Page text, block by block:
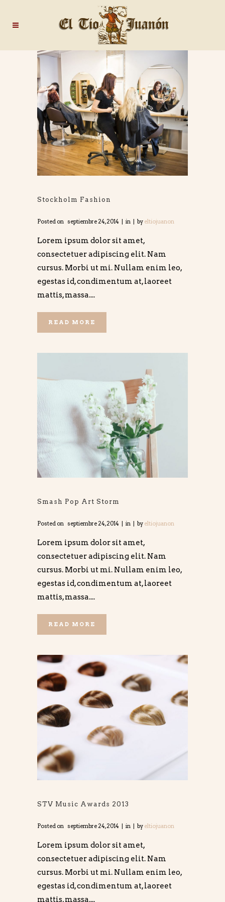
Stockholm Fashion
Posted on septiembre 24, 2014 in by eltiojuanon
Lorem ipsum dolor sit amet,
consectetuer adipiscing elit. Nam
cursus. Morbi ut mi. Nullam enim leo,
egestas id, condimentum at, laoreet
mattis, massa....
READ MORE
Smash Pop Art Storm
Posted on septiembre 24, 2014 in by eltiojuanon
Lorem ipsum dolor sit amet,
consectetuer adipiscing elit. Nam
cursus. Morbi ut mi. Nullam enim leo,
egestas id, condimentum at, laoreet
mattis, massa....
READ MORE
STV Music Awards 2013
Posted on septiembre 24, 2014 in by eltiojuanon
Lorem ipsum dolor sit amet,
consectetuer adipiscing elit. Nam
cursus. Morbi ut mi. Nullam enim leo,
egestas id, condimentum at, laoreet
mattis, massa....